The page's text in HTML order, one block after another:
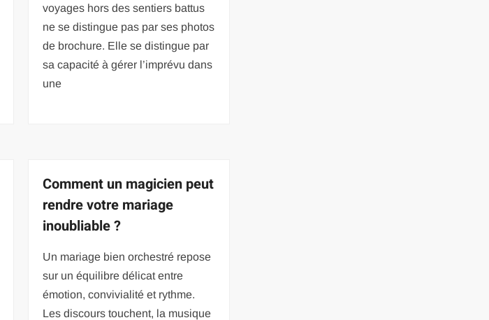
voyages hors des sentiers battus
ne se distingue pas par ses photos
de brochure. Elle se distingue par
sa capacité à gérer l’imprévu dans
une
Comment un magicien peut
rendre votre mariage
inoubliable ?
Un mariage bien orchestré repose
sur un équilibre délicat entre
émotion, convivialité et rythme.
Les discours touchent, la musique